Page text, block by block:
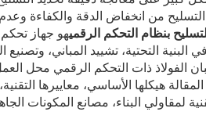
من انخفاض الدقة والكفاءة
بنظام التحكم الرقميهو جهاز
التحتية، تشييد المباني،
الفولاذ ذات التحكم الرقمي محل
هيكلها الأساسي، معاييرها
لمقاولي البناء، مصانع المكونات